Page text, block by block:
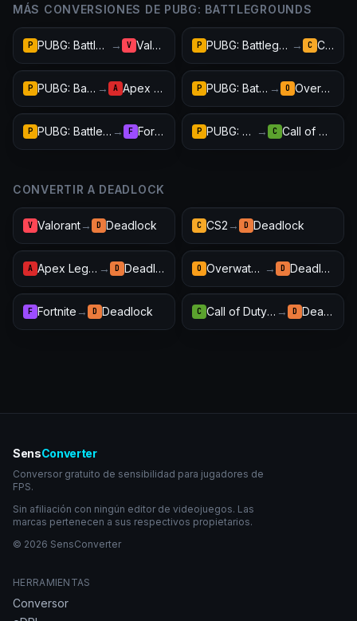
MÁS CONVERSIONES DE PUBG: BATTLEGROUNDS
P PUBG: Battlegrounds → V Valorant P PUBG: Battlegrounds → C CS2
P PUBG: Battlegrounds → A Apex Legends P PUBG: Battlegrounds → O Overwatch 2
P PUBG: Battlegrounds → F Fortnite P PUBG: Battlegrounds → C Call of Duty: Warzone
CONVERTIR A DEADLOCK
V Valorant→ D Deadlock C CS2 → D Deadlock
A Apex Legends → D Deadlock O Overwatch 2 → D Deadlock
F Fortnite → D Deadlock C Call of Duty: Warzone → D Deadlock
SensConverter
Conversor gratuito de sensibilidad para jugadores de
FPS.
Sin afiliación con ningún editor de videojuegos. Las
marcas pertenecen a sus respectivos propietarios.
© 2026 SensConverter
HERRAMIENTAS
Conversor